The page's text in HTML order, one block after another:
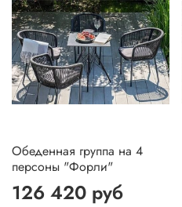
Обеденная группа на 4
персоны "Форли"
126 420 руб